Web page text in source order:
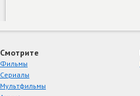
Смотрите
Фильмы
Сериалы
Мультфильмы